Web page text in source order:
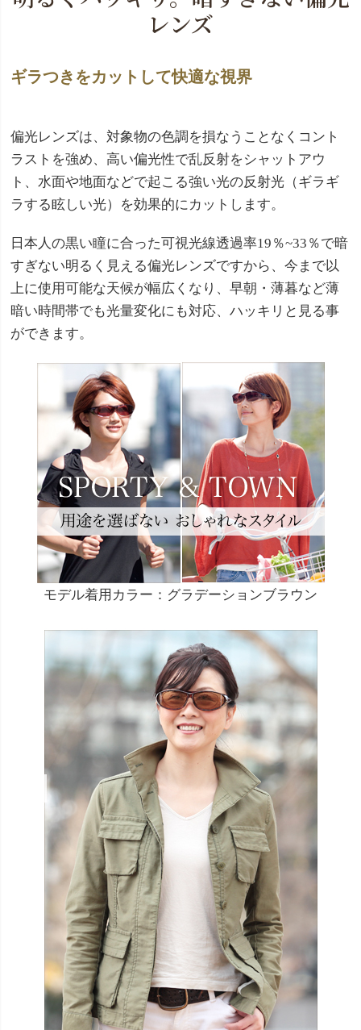
レンズ
ギラつきをカットして快適な視界
偏光レンズは、対象物の色調を損なうことなくコント
ラストを強め、高い偏光性で乱反射をシャットアウ
ト、水面や地面などで起こる強い光の反射光（ギラギ
ラする眩しい光）を効果的にカットします。
日本人の黒い瞳に合った可視光線透過率19％~33％で暗
すぎない明るく見える偏光レンズですから、今まで以
上に使用可能な天候が幅広くなり、早朝・薄暮など薄
暗い時間帯でも光量変化にも対応、ハッキリと見る事
ができます。
モデル着用カラー：グラデーションブラウン